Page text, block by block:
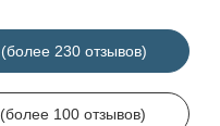
230 отзывов)
100 отзывов)